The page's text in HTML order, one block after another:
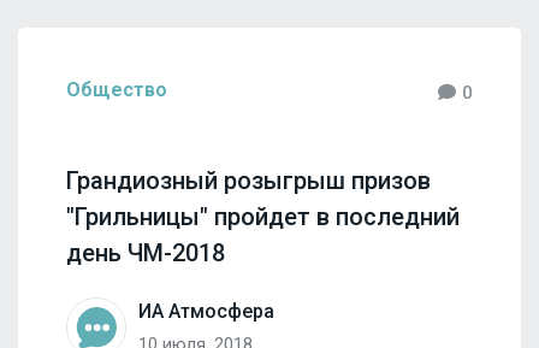
Общество 0
Грандиозный розыгрыш призов
"Грильницы" пройдет в последний
день ЧМ-2018
ИА Атмосфера